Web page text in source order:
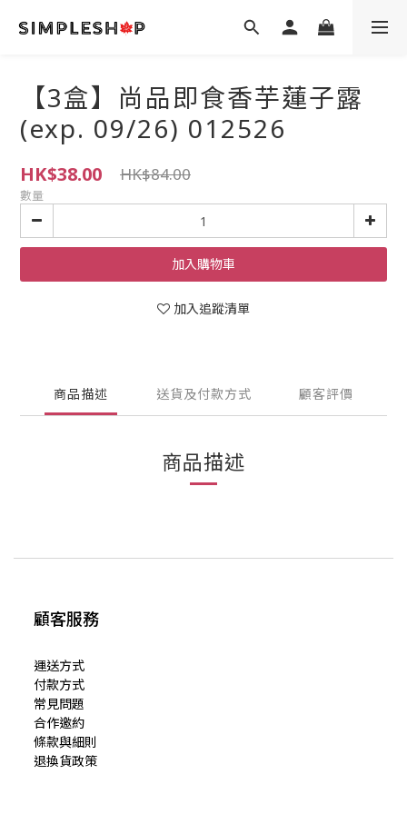
【3盒】尚品即食香芋蓮子露
(exp. 09/26) 012526
HK$38.00 HK$84.00
數量
加入購物車
加入追蹤清單
商品描述 送貨及付款方式 顧客評價
商品描述
顧客服務
運送方式
付款方式
常見問題
合作邀約
條款與細則
退換貨政策